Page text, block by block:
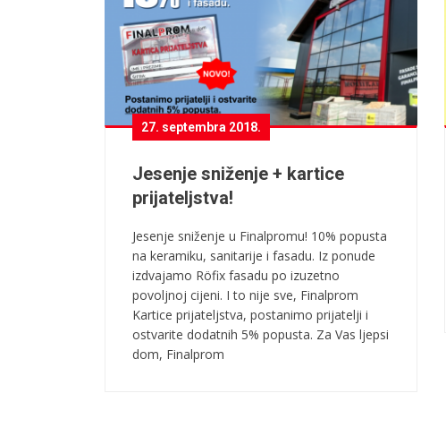
27. septembra 2018.
Jesenje sniženje + kartice
prijateljstva!
Jesenje sniženje u Finalpromu! 10% popusta
na keramiku, sanitarije i fasadu. Iz ponude
izdvajamo Röfix fasadu po izuzetno
povoljnoj cijeni. I to nije sve, Finalprom
Kartice prijateljstva, postanimo prijatelji i
ostvarite dodatnih 5% popusta. Za Vas ljepsi
dom, Finalprom